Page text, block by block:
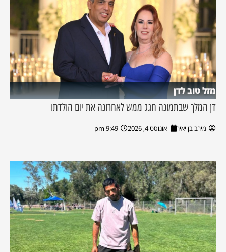
מזל טוב לדן
דן המלך שבתמונה חגג ממש לאחרונה את יום הולדתו
מירב בן יאיר אוגוסט 4, 2026 9:49 pm